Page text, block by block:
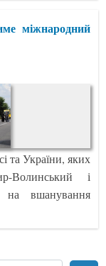
міжнародний
та України, яких
Волинський і
на вшанування